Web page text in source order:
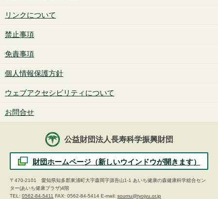
リンクについて
禁止事項
免責事項
個人情報保護方針
ウェブアクセシビリティについて
お問合せ
公益財団法人長寿科学振興財団
財団ホームページ（新しいウインドウが開きます）
〒470-2101 愛知県知多郡東浦町大字森岡字源吾山1-1 あいち健康の森健康科学総合セン
ター(あいち健康プラザ)4階
TEL: 0562-84-5411 FAX: 0562-84-5414 E-mail: soumu@tyojyu.or.jp